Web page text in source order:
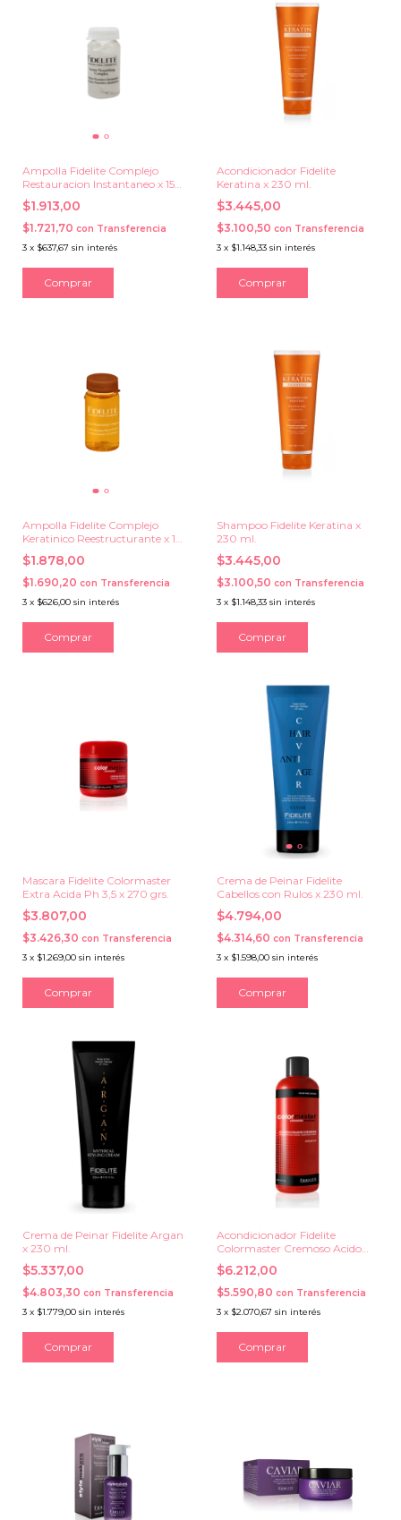
Ampolla Fidelite Complejo
Restauracion Instantaneo x 15
ml.
$1.913,00
$1.721,70 con Transferencia
3 x $637,67 sin interés
Acondicionador Fidelite
Keratina x 230 ml.
$3.445,00
$3.100,50 con Transferencia
3 x $1.148,33 sin interés
Ampolla Fidelite Complejo
Keratinico Reestructurante x 15
ml.
$1.878,00
$1.690,20 con Transferencia
3 x $626,00 sin interés
Shampoo Fidelite Keratina x
230 ml.
$3.445,00
$3.100,50 con Transferencia
3 x $1.148,33 sin interés
Mascara Fidelite Colormaster
Extra Acida Ph 3,5 x 270 grs.
$3.807,00
$3.426,30 con Transferencia
3 x $1.269,00 sin interés
Crema de Peinar Fidelite
Cabellos con Rulos x 230 ml.
$4.794,00
$4.314,60 con Transferencia
3 x $1.598,00 sin interés
Crema de Peinar Fidelite Argan
x 230 ml.
$5.337,00
$4.803,30 con Transferencia
3 x $1.779,00 sin interés
Acondicionador Fidelite
Colormaster Cremoso Acido
Ph 4,5 x 900 ml.
$6.212,00
$5.590,80 con Transferencia
3 x $2.070,67 sin interés